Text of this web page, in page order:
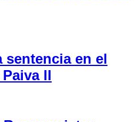
sentencia en el
II